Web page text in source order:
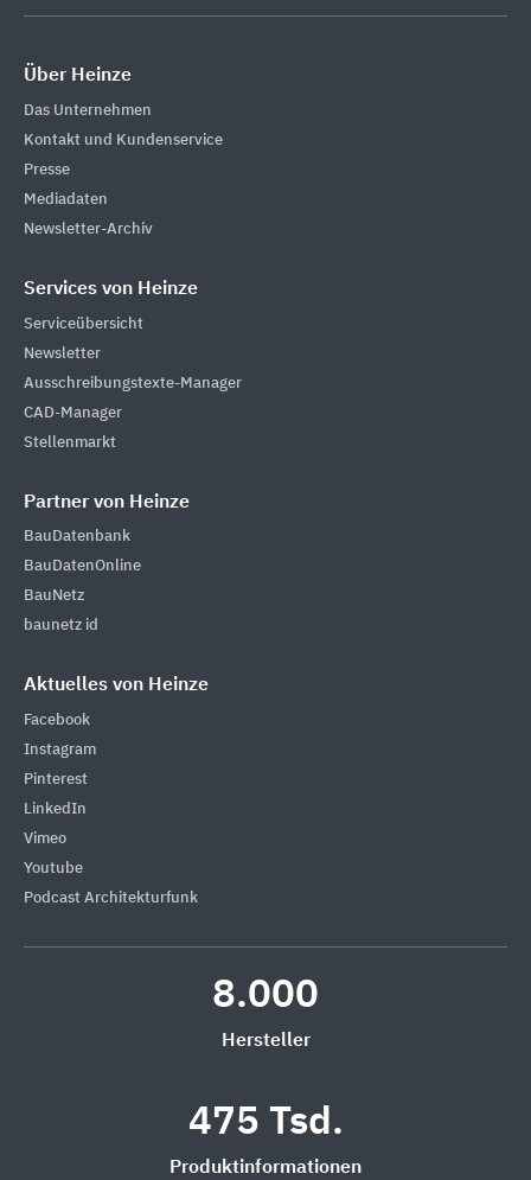
Über Heinze
Das Unternehmen
Kontakt und Kundenservice
Presse
Mediadaten
Newsletter-Archiv
Services von Heinze
Serviceübersicht
Newsletter
Ausschreibungstexte-Manager
CAD-Manager
Stellenmarkt
Partner von Heinze
BauDatenbank
BauDatenOnline
BauNetz
baunetz id
Aktuelles von Heinze
Facebook
Instagram
Pinterest
LinkedIn
Vimeo
Youtube
Podcast Architekturfunk
8.000
Hersteller
475 Tsd.
Produktinformationen